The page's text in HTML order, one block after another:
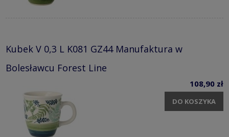
Kubek V 0,3 L K081 GZ44 Manufaktura w
Bolesławcu Forest Line
108,90 zł
DO KOSZYKA